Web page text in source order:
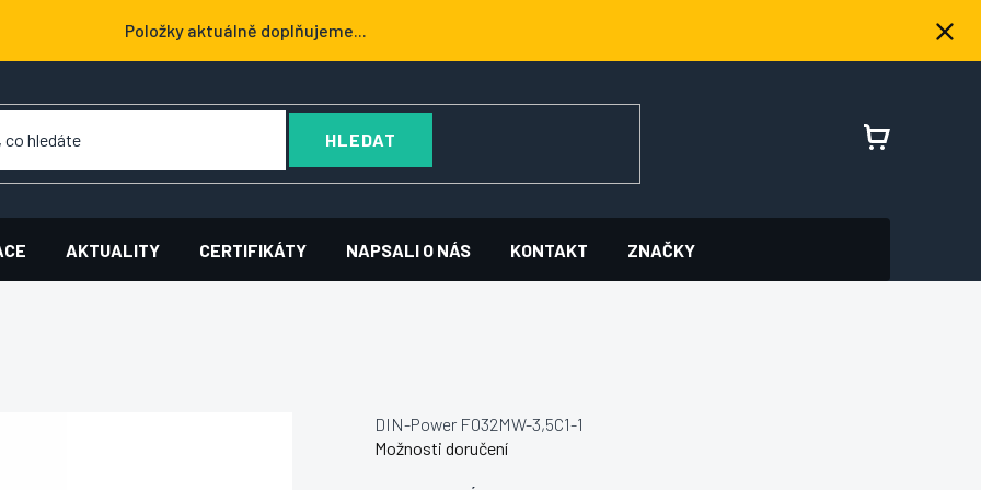
Položky aktuálně doplňujeme...
HLEDAT
NÁKUPNÍ
AKTUALITY CERTIFIKÁTY NAPSALI O NÁS KONTAKT ZNAČKY
Možnosti doručení
DIN-Power F032MW-3,5C1-1